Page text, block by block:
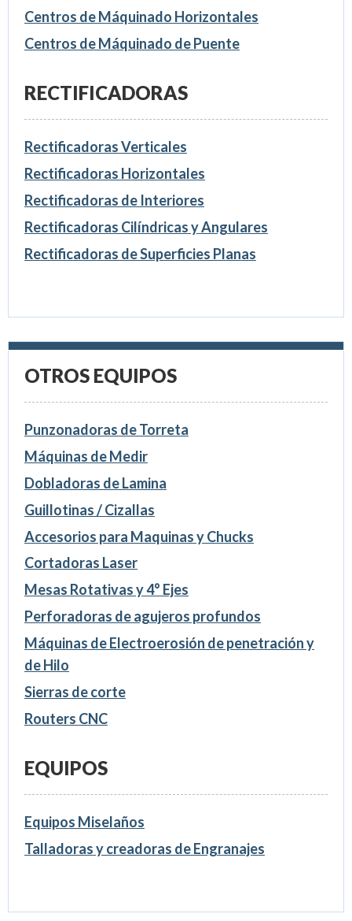
Centros de Máquinado Horizontales
Centros de Máquinado de Puente
RECTIFICADORAS
Rectificadoras Verticales
Rectificadoras Horizontales
Rectificadoras de Interiores
Rectificadoras Cilíndricas y Angulares
Rectificadoras de Superficies Planas
OTROS EQUIPOS
Punzonadoras de Torreta
Máquinas de Medir
Dobladoras de Lamina
Guillotinas / Cizallas
Accesorios para Maquinas y Chucks
Cortadoras Laser
Mesas Rotativas y 4° Ejes
Perforadoras de agujeros profundos
Máquinas de Electroerosión de penetración y
de Hilo
Sierras de corte
Routers CNC
EQUIPOS
Equipos Miselaños
Talladoras y creadoras de Engranajes